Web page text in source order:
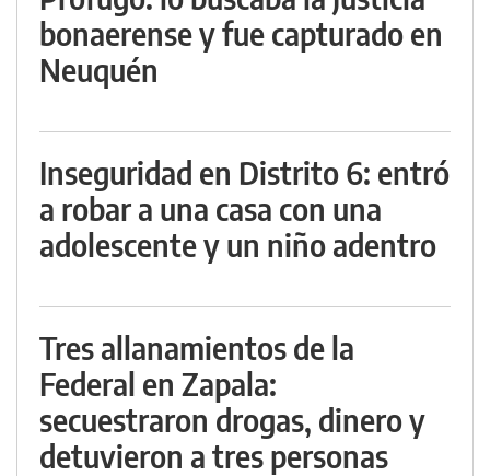
bonaerense y fue capturado en
Neuquén
Inseguridad en Distrito 6: entró
a robar a una casa con una
adolescente y un niño adentro
Tres allanamientos de la
Federal en Zapala:
secuestraron drogas, dinero y
detuvieron a tres personas